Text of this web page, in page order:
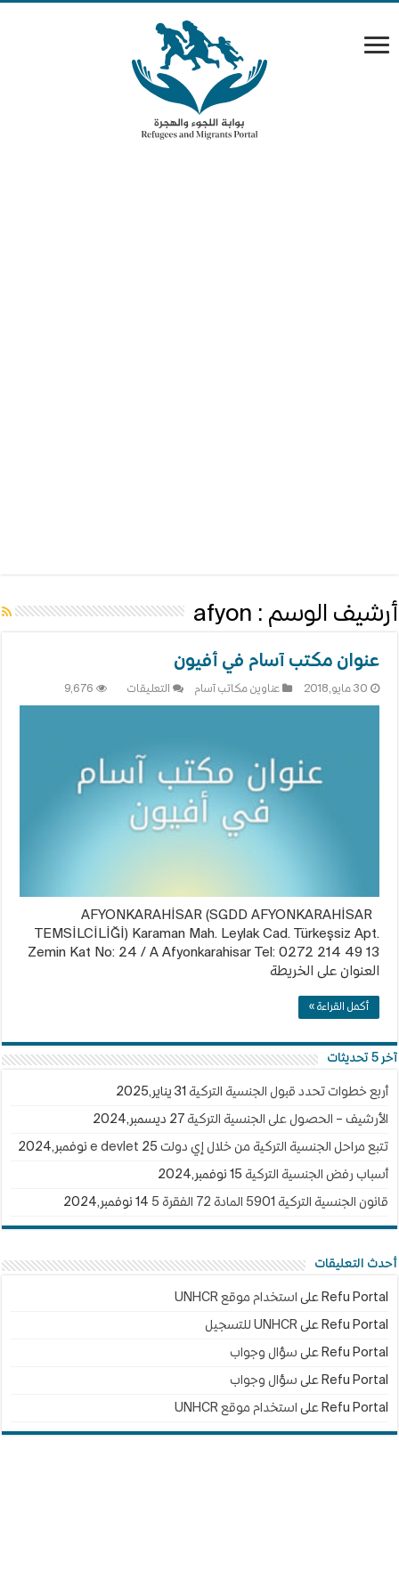
أرشيف الوسم : afyon
عنوان مكتب آسام في أفيون
30 مايو,2018 عناوين مكاتب آسام التعليقات
أفيون
مغلقة
9,676
AFYONKARAHİSAR (SGDD AFYONKARAHİSAR
TEMSİLCİLİĞİ) Karaman Mah. Leylak Cad. Türkeşsiz Apt.
العنوان على الخريطة
أكمل القراءة »
آخر 5 تحديثات
أربع خطوات تحدد قبول الجنسية التركية 31 يناير,2025
الأرشيف – الحصول على الجنسية التركية 27 ديسمبر,2024
تتبع مراحل الجنسية التركية من خلال إي دولت e devlet 25 نوفمبر,2024
أسباب رفض الجنسية التركية 15 نوفمبر,2024
قانون الجنسية التركية 5901 المادة 72 الفقرة 5 14 نوفمبر,2024
أحدث التعليقات
Refu Portal على استخدام موقع UNHCR
Refu Portal علىUNHCR للتسجيل
Refu Portal على سؤال وجواب
Refu Portal على سؤال وجواب
Refu Portal على استخدام موقع UNHCR